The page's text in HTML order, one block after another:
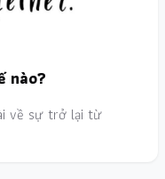
nào?
về sự trở lại từ